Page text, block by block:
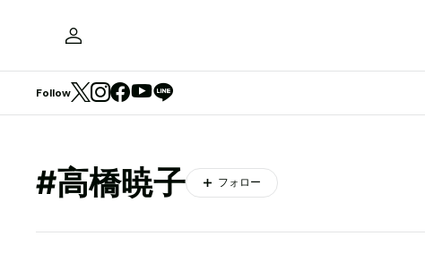
Follow
#高橋暁子 フォロー